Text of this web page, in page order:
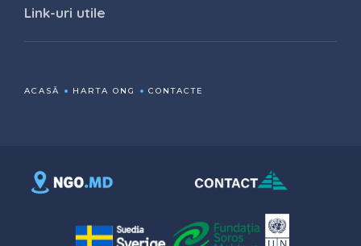
Link-uri utile
ACASĂ HARTA ONG CONTACTE